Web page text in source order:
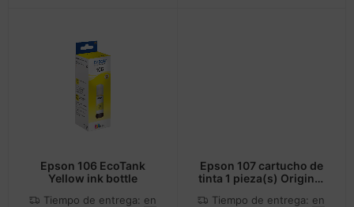
Epson 106 EcoTank
Yellow ink bottle
Tiempo de entrega: en
Epson 107 cartucho de
tinta 1 pieza(s) Original
Tiempo de entrega: en